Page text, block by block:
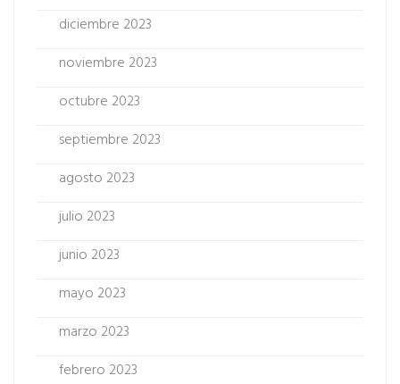
diciembre 2023
noviembre 2023
octubre 2023
septiembre 2023
agosto 2023
julio 2023
junio 2023
mayo 2023
marzo 2023
febrero 2023